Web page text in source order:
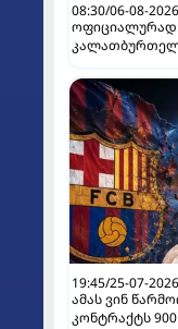
08:30/06-08-2026
ოფიციალურად:
19:45/25-07-2026
ამას ვინ
კონტრაქტს